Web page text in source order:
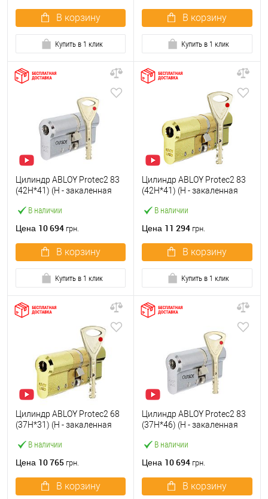
В корзину
Купить в 1 клик
В корзину
Купить в 1 клик
В наличии
Цилиндр ABLOY Protec2 83
(42H*41) (H - закаленная
полированный
Цена 10 694 грн.
В корзину
Купить в 1 клик
В наличии
Цилиндр ABLOY Protec2 83
(42H*41) (H - закаленная
полированная
Цена 11 294 грн.
В корзину
Купить в 1 клик
В наличии
Цилиндр ABLOY Protec2 68
(37H*31) (H - закаленная
полированная
Цена 10 765 грн.
В корзину
В наличии
Цилиндр ABLOY Protec2 83
(37H*46) (H - закаленная
полированный
Цена 10 694 грн.
В корзину